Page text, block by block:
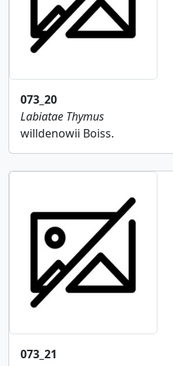
073_20
Labiatae Thymus
willdenowii Boiss.
073_21